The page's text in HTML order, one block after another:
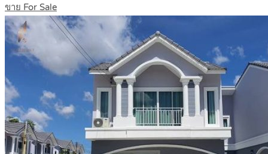
ขาย For Sale